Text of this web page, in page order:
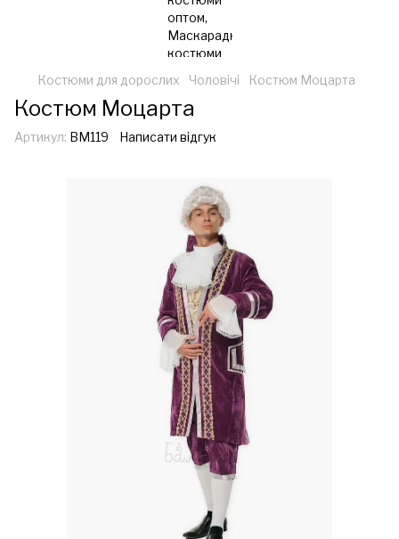
Костюми для дорослих Чоловічі Костюм Моцарта
Костюм Моцарта
Артикул: ВМ119 Написати відгук